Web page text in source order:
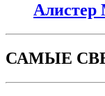
Алистер
САМЫЕ